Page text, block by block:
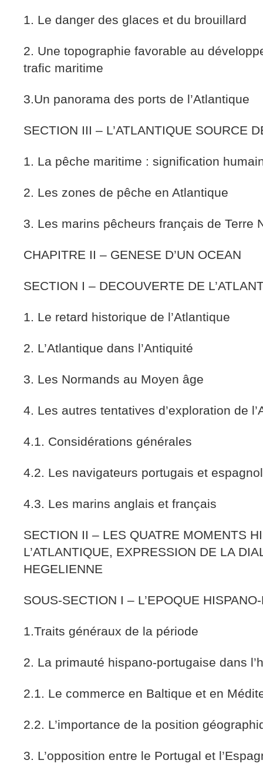
1. Le danger des glaces et du brouillard
2. Une topographie favorable au
trafic maritime
3.Un panorama des ports de l’Atlantique
SECTION III – L’ATLANTIQUE SOURCE
1. La pêche maritime : signification
2. Les zones de pêche en Atlantique
3. Les marins pêcheurs français de Terre
CHAPITRE II – GENESE D’UN OCEAN
SECTION I – DECOUVERTE DE
1. Le retard historique de l’Atlantique
2. L’Atlantique dans l’Antiquité
3. Les Normands au Moyen âge
4. Les autres tentatives d’exploration de
4.1. Considérations générales
4.2. Les navigateurs portugais et
4.3. Les marins anglais et français
SECTION II – LES QUATRE MOMENTS
L’ATLANTIQUE, EXPRESSION DE LA
HEGELIENNE
SOUS-SECTION I – L’EPOQUE
1.Traits généraux de la période
2. La primauté hispano-portugaise dans
2.1. Le commerce en Baltique et en
2.2. L’importance de la position
3. L’opposition entre le Portugal et